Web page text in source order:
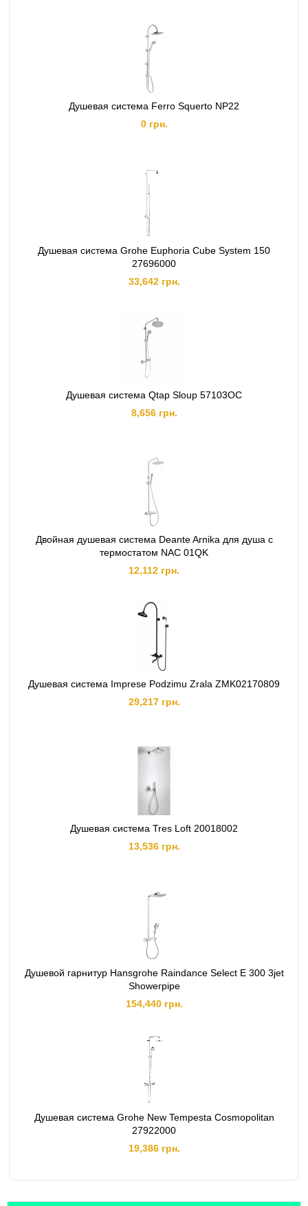
Душевая система Ferro Squerto NP22
0 грн.
Душевая система Grohe Euphoria Cube System 150
27696000
33,642 грн.
Душевая система Qtap Sloup 57103OC
8,656 грн.
Двойная душевая система Deante Arnika для душа с
термостатом NAC 01QK
12,112 грн.
Душевая система Imprese Podzimu Zrala ZMK02170809
29,217 грн.
Душевая система Tres Loft 20018002
13,536 грн.
Душевой гарнитур Hansgrohe Raindance Select E 300 3jet
Showerpipe
154,440 грн.
Душевая система Grohe New Tempesta Cosmopolitan
27922000
19,386 грн.